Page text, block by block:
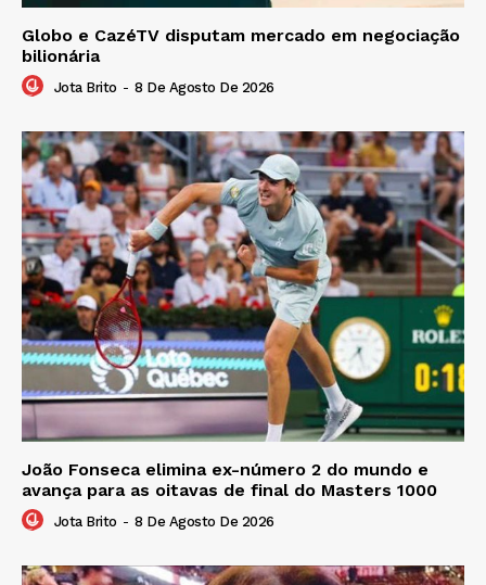
Globo e CazéTV disputam mercado em negociação
bilionária
Jota Brito - 8 De Agosto De 2026
João Fonseca elimina ex-número 2 do mundo e
avança para as oitavas de final do Masters 1000
Jota Brito - 8 De Agosto De 2026